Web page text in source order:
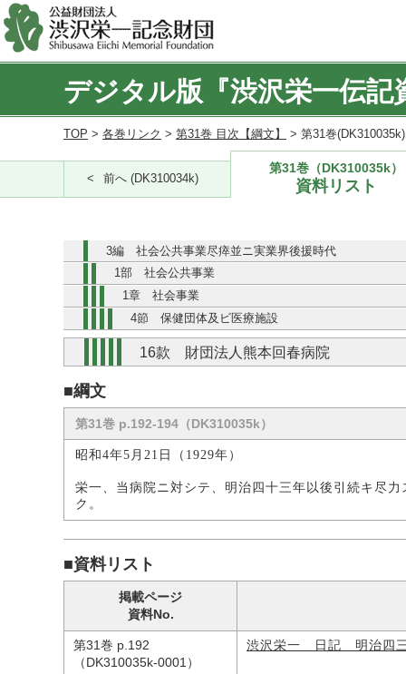
デジタル版『渋沢栄一伝記
TOP > 各巻リンク > 第31巻 目次【綱文】 > 第31巻
前へ (DK310034k)
第31巻（DK310035k）
資料リスト
3編 社会公共事業尽瘁並ニ実業界後援時代
1部 社会公共事業
1章 社会事業
4節 保健団体及ビ医療施設
16款 財団法人熊本回春病院
■綱文
第31巻 p.192-194（DK310035k）
昭和4年5月21日（1929年）
栄一、当病院ニ対シテ、明治四十三年以後引続キ尽
ク。
■資料リスト
掲載ページ
資料No.
第31巻 p.192
（DK310035k-0001）
渋沢栄一 日記 明治四